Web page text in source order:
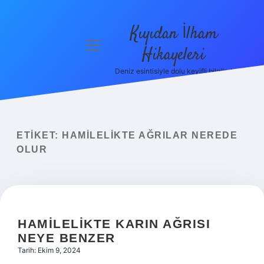
Yasal Uyarı
menüyü
Kıyıdan İlham
Hikayeleri
Deniz esintisiyle dolu keyifli bilgiler!
ETIKET:
HAMILELIKTE AĞRILAR NEREDE
OLUR
HAMILELIKTE KARIN AĞRISI
NEYE BENZER
Tarih: Ekim 9, 2024